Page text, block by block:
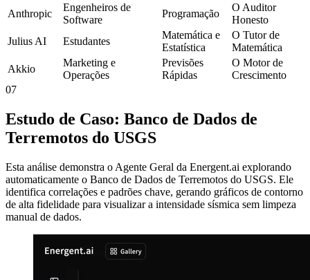
Anthropic
Engenheiros de
Software
Programação
O Auditor
Honesto
Julius AI
Estudantes
Matemática e
Estatística
O Tutor de
Matemática
Akkio
Marketing e
Operações
Previsões
Rápidas
O Motor de
Crescimento
07
Estudo de Caso: Banco de Dados de
Terremotos do USGS
Esta análise demonstra o Agente Geral da Energent.ai explorando
automaticamente o Banco de Dados de Terremotos do USGS. Ele
identifica correlações e padrões chave, gerando gráficos de contorno
de alta fidelidade para visualizar a intensidade sísmica sem limpeza
manual de dados.